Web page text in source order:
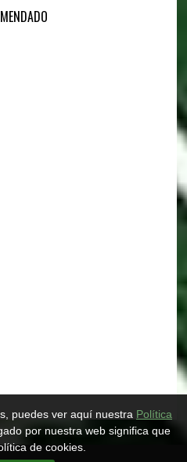
puedes ver aquí nuestra Política
por nuestra web significa que
de cookies.